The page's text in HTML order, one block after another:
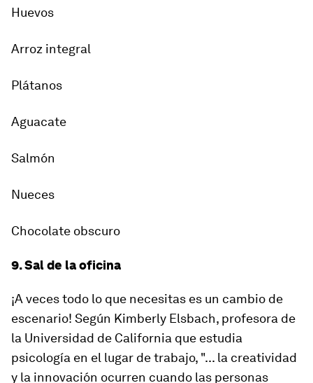
Huevos
Arroz integral
Plátanos
Aguacate
Salmón
Nueces
Chocolate obscuro
9. Sal de la oficina
¡A veces todo lo que necesitas es un cambio de
escenario! Según Kimberly Elsbach, profesora de
la Universidad de California que estudia
psicología en el lugar de trabajo, "... la creatividad
y la innovación ocurren cuando las personas